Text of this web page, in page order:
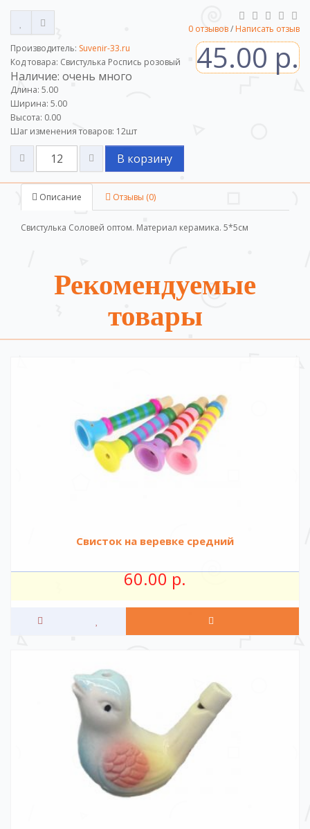
0 отзывов/ Написать отзыв
Производитель: Suvenir-33.ru
Код товара: Свистулька Роспись розовый
Наличие: очень много
Длина: 5.00
Ширина: 5.00
Высота: 0.00
Шаг изменения товаров: 12шт
45.00 р.
В корзину
Описание Отзывы (0)
Свистулька Соловей оптом. Материал керамика. 5*5см
Рекомендуемые
товары
Свисток на веревке средний
60.00 р.